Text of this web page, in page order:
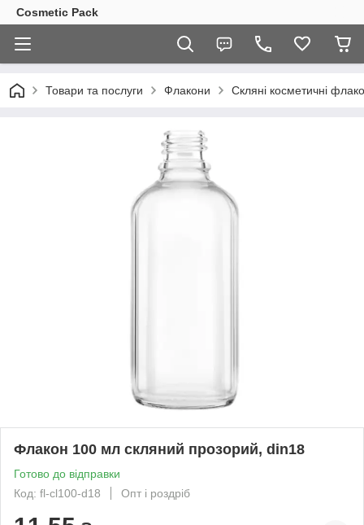
Cosmetic Pack
Товари та послуги Флакони Скляні косметичні
Флакон 100 мл скляний прозорий, din18
Готово до відправки
Код: fl-cl100-d18
Опт і роздріб